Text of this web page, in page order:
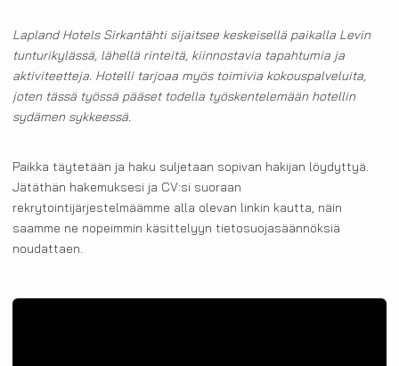
Lapland Hotels Sirkantähti sijaitsee keskeisellä paikalla Levin
tunturikylässä, lähellä rinteitä, kiinnostavia tapahtumia ja
aktiviteetteja. Hotelli tarjoaa myös toimivia kokouspalveluita,
joten tässä työssä pääset todella työskentelemään hotellin
sydämen sykkeessä.
Paikka täytetään ja haku suljetaan sopivan hakijan löydyttyä.
Jätäthän hakemuksesi ja CV:si suoraan
rekrytointijärjestelmäämme alla olevan linkin kautta, näin
saamme ne nopeimmin käsittelyyn tietosuojasäännöksiä
noudattaen.